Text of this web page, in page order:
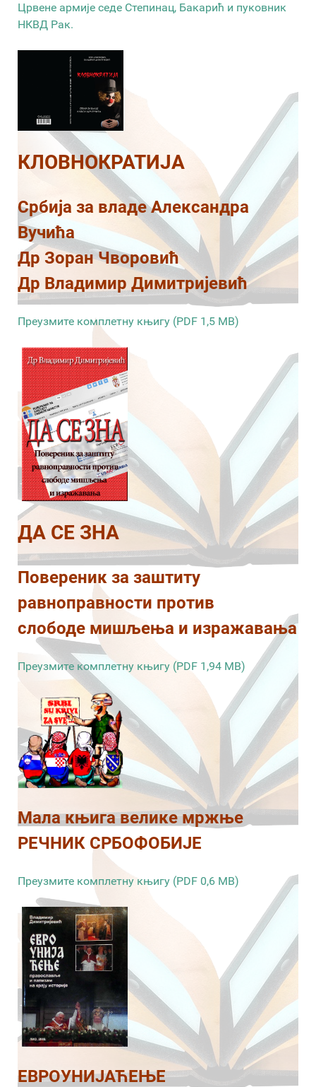
Црвене армије седе Степинац, Бакарић и пуковник
НКВД Рак.
КЛОВНОКРАТИЈА
Србија за владе Александра
Вучића
Др Зоран Чворовић
Др Владимир Димитријевић
Преузмите комплетну књигу (PDF 1,5 MB)
ДА СЕ ЗНА
Повереник за заштиту
равноправности против
слободе мишљења и изражавања
Преузмите комплетну књигу (PDF 1,94 MB)
Мала књига велике мржње
РЕЧНИК СРБОФОБИЈЕ
Преузмите комплетну књигу (PDF 0,6 MB)
ЕВРОУНИЈАЋЕЊЕ